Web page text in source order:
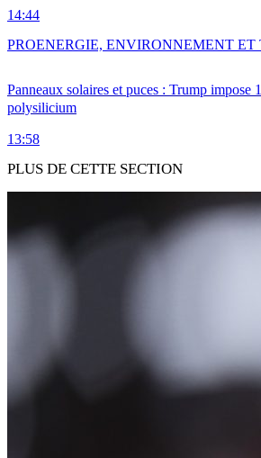
14:44
Panneaux solaires et puces : Trump impose
polysilicium
13:58
PROENERGIE, ENVIRONNEMENT ET
PLUS DE CETTE SECTION